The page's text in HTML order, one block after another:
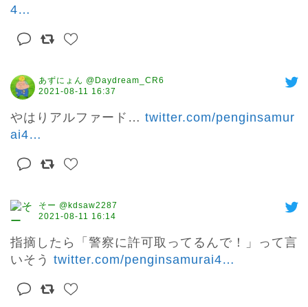
4…
あずにょん @Daydream_CR6
2021-08-11 16:37
やはりアルファード… twitter.com/penginsamur
ai4…
そー @kdsaw2287
2021-08-11 16:14
指摘したら「警察に許可取ってるんで！」って言
いそう twitter.com/penginsamurai4…